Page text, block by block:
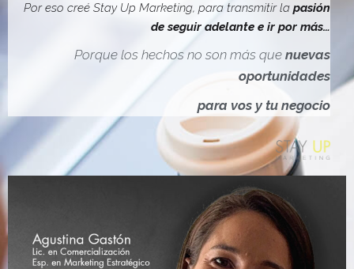
V
G
I
Ó
N
Por eso creé Stay Up Marketing, para transmitir la pasión
de seguir adelante e ir por más…
Porque los hechos no son más que nuevas
oportunidades
para vos y tu negocio